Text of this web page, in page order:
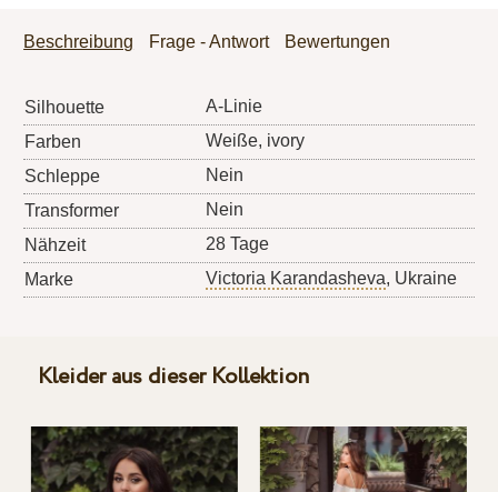
Beschreibung Frage - Antwort Bewertungen
Silhouette
A-Linie
Farben
Weiße, ivory
Schleppe
Nein
Transformer
Nein
Nähzeit
28 Tage
Marke
Victoria Karandasheva, Ukraine
Kleider aus dieser Kollektion